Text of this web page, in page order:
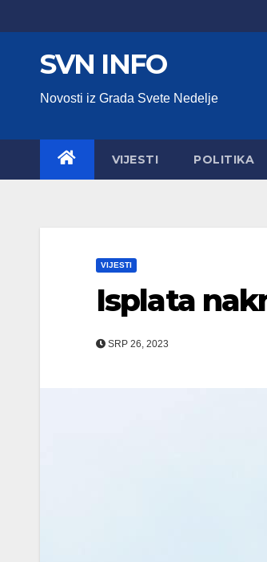
to
SVN INFO
Novosti iz Grada Svete Nedelje
VIJESTI POLITIKA
VIJESTI
Isplata
SRP 26, 2023